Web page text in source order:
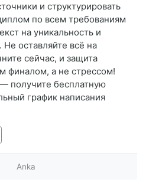
и структурировать
по всем требованиям
на уникальность и
оставляйте всё на
сейчас, и защита
финалом, а не стрессом!
— получите бесплатную
график написания
Anka